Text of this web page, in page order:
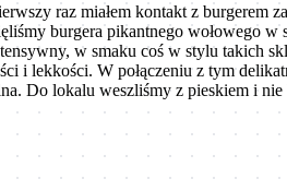
raz miałem kontakt z burgerem
burgera pikantnego wołowego
w smaku coś w stylu takich
i lekkości. W połączeniu z tym
Do lokalu weszliśmy z pieskiem i